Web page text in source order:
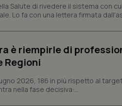
Salute di rivedere il sistema con
Lo fa con una lettera firmata
è riempirle di
Regioni
2026, 186 in più rispetto al
nella fase decisiva:...
Necessari Statistici Marketing
web non è in grado di funzionare
/
del
impostazioni